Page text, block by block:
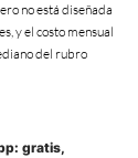
no está diseñada
y el costo mensual
del rubro
gratis,